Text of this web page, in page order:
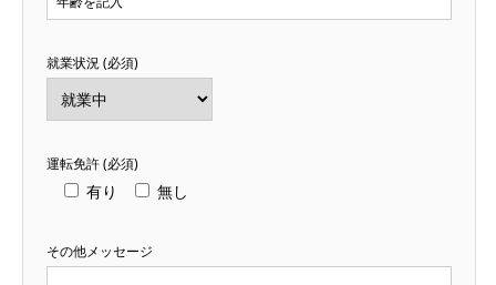
就業状況 (必須)
運転免許 (必須)
有り 無し
その他メッセージ